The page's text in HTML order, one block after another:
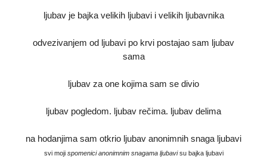
ljubav je bajka velikih ljubavi i velikih ljubavnika
odvezivanjem od ljubavi po krvi postajao sam ljubav
sama
ljubav za one kojima sam se divio
ljubav pogledom. ljubav rečima. ljubav delima
na hodanjima sam otkrio ljubav anonimnih snaga ljubavi
svi moji spomenici anonimnim snagama ljubavisu bajka ljubavi